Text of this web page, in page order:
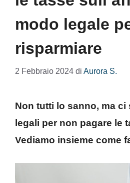
modo legale
risparmiare
2 Febbraio 2024 di Aurora S.
Non tutti lo sanno, ma ci
legali per non pagare le
Vediamo insieme come